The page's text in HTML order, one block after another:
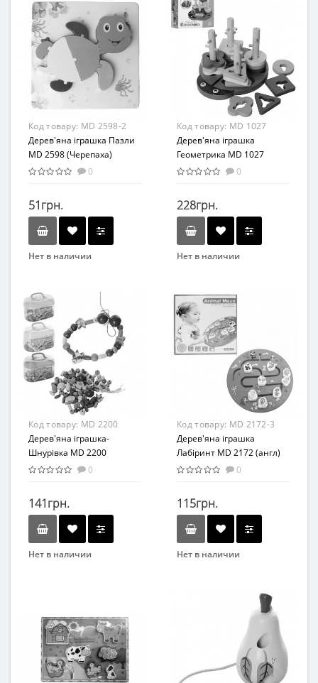
Вид
Развивающая игрушка
Возраст
от 3 лет
Материал
Дерево
Вид
Лабиринт
Возраст
от 3 лет
Материал
Дерево
Код товару: MD 2598-2
Дерев'яна іграшка Пазли
MD 2598 (Черепаха)
0
51грн.
Нет в наличии
Возраст
от 3 лет
Материал
Дерево
Код товару: MD 1027
Дерев'яна іграшка
Геометрика MD 1027
0
228грн.
Нет в наличии
Возраст
от 3 лет
Материал
Дерево
Код товару: MD 2200
Дерев'яна іграшка-
Шнурівка MD 2200
0
141грн.
Нет в наличии
Развивающая игрушка
Возраст
от 3 лет
Материал
Код товару: MD 2172-3
Дерев'яна іграшка
Лабіринт MD 2172 (англ)
(Тварини(англ))
0
115грн.
Нет в наличии
Материал